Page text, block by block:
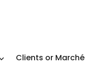
Clients or Marché